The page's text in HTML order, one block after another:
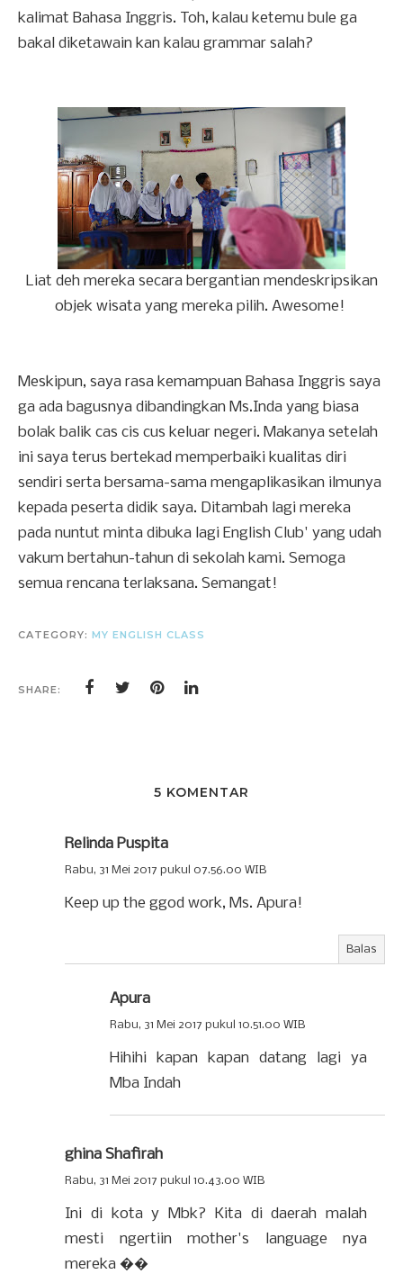
kalimat Bahasa Inggris. Toh, kalau ketemu bule ga
bakal diketawain kan kalau grammar salah?
Liat deh mereka secara bergantian mendeskripsikan
objek wisata yang mereka pilih. Awesome!
Meskipun, saya rasa kemampuan Bahasa Inggris saya
ga ada bagusnya dibandingkan Ms.Inda yang biasa
bolak balik cas cis cus keluar negeri. Makanya setelah
ini saya terus bertekad memperbaiki kualitas diri
sendiri serta bersama-sama mengaplikasikan ilmunya
kepada peserta didik saya. Ditambah lagi mereka
pada nuntut minta dibuka lagi English Club' yang udah
vakum bertahun-tahun di sekolah kami. Semoga
semua rencana terlaksana. Semangat!
CATEGORY: MY ENGLISH CLASS
SHARE:
5 KOMENTAR
Relinda Puspita
Rabu, 31 Mei 2017 pukul 07.56.00 WIB
Keep up the ggod work, Ms. Apura!
Balas
Apura
Rabu, 31 Mei 2017 pukul 10.51.00 WIB
Hihihi kapan kapan datang lagi ya
Mba Indah
ghina Shafirah
Rabu, 31 Mei 2017 pukul 10.43.00 WIB
Ini di kota y Mbk? Kita di daerah malah
mesti ngertiin mother's language nya
mereka ��